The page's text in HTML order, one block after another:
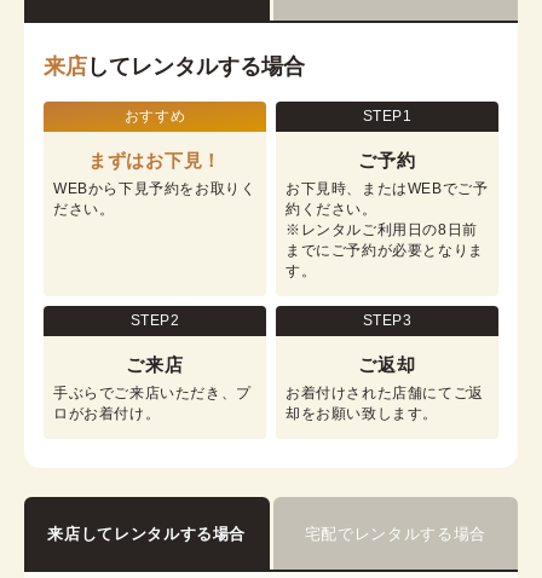
来店 してレンタルする場合
おすすめ
まずはお下見！
WEBから下見予約をお取りく
ださい。
STEP1
ご予約
お下見時、またはWEBでご予
約ください。
※レンタルご利用日の8日前
までにご予約が必要となりま
す。
STEP2
ご来店
手ぶらでご来店いただき、プ
ロがお着付け。
STEP3
ご返却
お着付けされた店舗にてご返
却をお願い致します。
来店してレンタルする場合 宅配でレンタルする場合